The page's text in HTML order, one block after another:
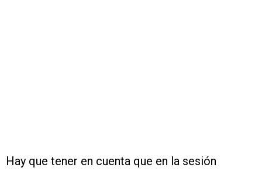
Hay que tener en cuenta que en la sesión